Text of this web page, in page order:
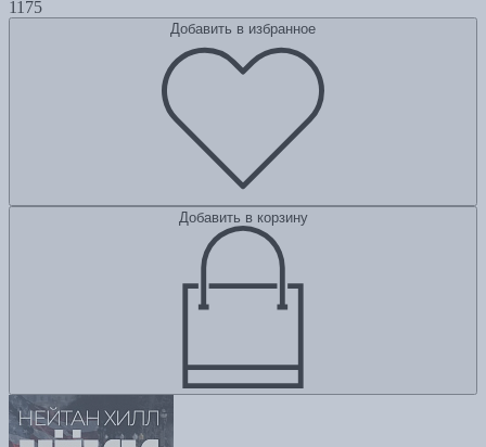
1175
Добавить в избранное
Добавить в корзину